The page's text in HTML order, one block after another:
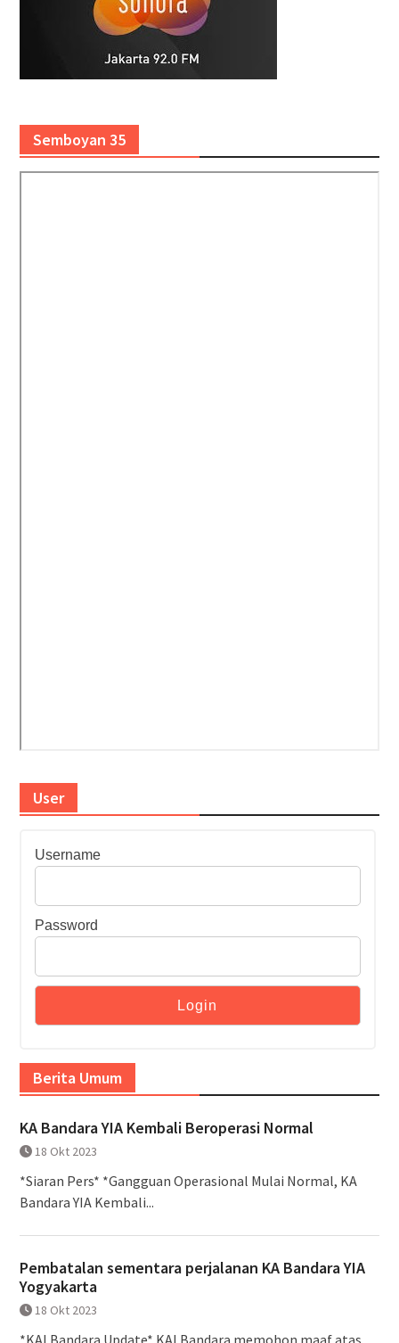
Semboyan 35
User
Username
Password
Berita Umum
KA Bandara YIA Kembali Beroperasi Normal
18 Okt 2023
*Siaran Pers* *Gangguan Operasional Mulai Normal, KA
Bandara YIA Kembali...
Pembatalan sementara perjalanan KA Bandara YIA
Yogyakarta
18 Okt 2023
*KAI Bandara Update* KAI Bandara memohon maaf atas